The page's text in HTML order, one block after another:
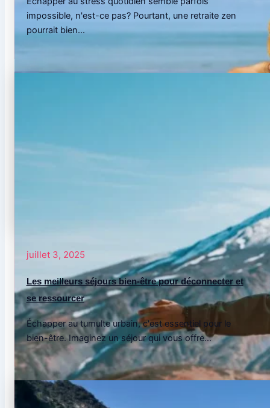
impossible, n'est-ce pas? Pourtant, une retraite zen
pourrait bien...
juillet 3, 2025
Les meilleurs séjours bien-être pour déconnecter et
se ressourcer
Échapper au tumulte urbain, c'est essentiel pour le
bien-être. Imaginez un séjour qui vous offre...